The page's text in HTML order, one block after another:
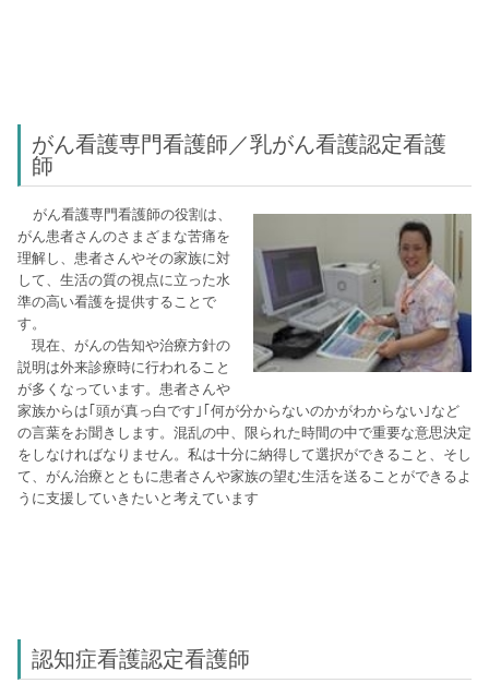
がん看護専門看護師／乳がん看護認定看護
師
がん看護専門看護師の役割は、
がん患者さんのさまざまな苦痛を
理解し、患者さんやその家族に対
して、生活の質の視点に立った水
準の高い看護を提供することで
す。
現在、がんの告知や治療方針の
説明は外来診療時に行われること
が多くなっています。患者さんや
家族からは｢頭が真っ白です｣｢何が分からないのかがわからない｣など
の言葉をお聞きします。混乱の中、限られた時間の中で重要な意思決定
をしなければなりません。私は十分に納得して選択ができること、そし
て、がん治療とともに患者さんや家族の望む生活を送ることができるよ
うに支援していきたいと考えています
認知症看護認定看護師